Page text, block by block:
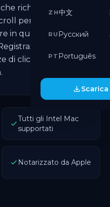
ZH中文
RU Русский
PT Português
richiedono più di
per lo
in qualsiasi
macro
di clic complete e
Tutti gli Intel Mac
supportati
Notarizzato da Apple